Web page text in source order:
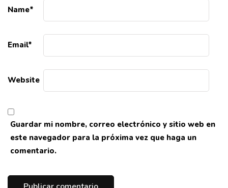
Name*
Email*
Website
Guardar mi nombre, correo electrónico y sitio web en
este navegador para la próxima vez que haga un
comentario.